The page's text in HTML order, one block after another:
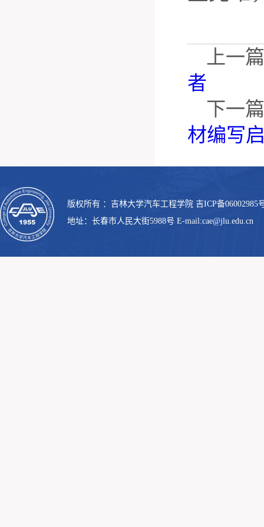
上一
者
下一
材编写
版权所有 ：吉林大学汽车工程学院 吉ICP备06002985
地址：长春市人民大街5988号 E-mail:cae@jlu.edu.cn